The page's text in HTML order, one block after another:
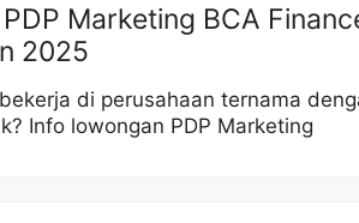
Marketing BCA
2025
di perusahaan ternama
Info lowongan PDP Marketing